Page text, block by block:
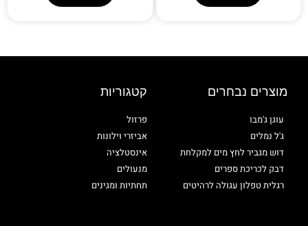
מוצרים נבחרים
עוגן ג'מבו
ג'ל נמלים
דוש מגביר לחץ מים למקלחת
דבק לכריכת ספרים
רגלית טפלון עגולה לרהיטים
קטגוריות
פרזול
אביזרי וילונות
אינסטלציה
מנעולים
תחתיות ומגינים